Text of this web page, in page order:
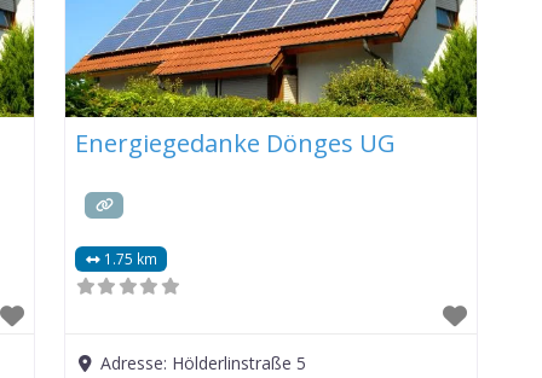
Energiegedanke Dönges UG
1.75 km
Adresse: Hölderlinstraße 5